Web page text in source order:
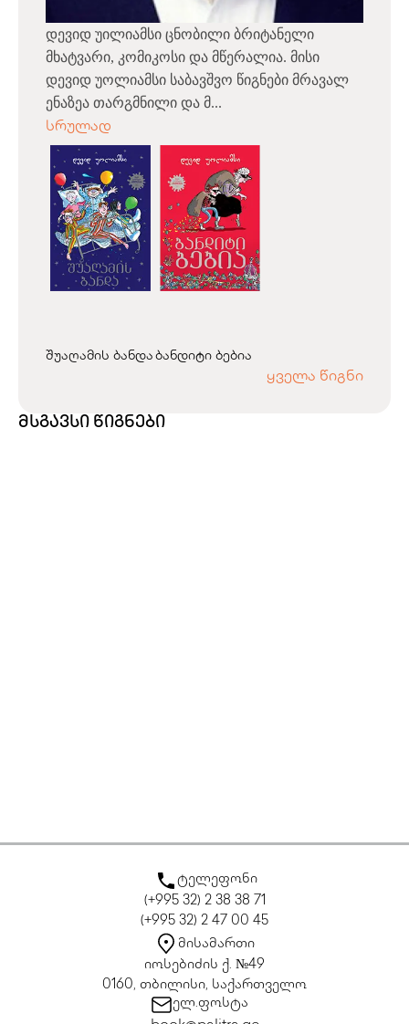
დევიდ უილიამსი ცნობილი ბრიტანელი
მხატვარი, კომიკოსი და მწერალია. მისი
დევიდ უოლიამსი საბავშვო წიგნები მრავალ
ენაზეა თარგმნილი და მ...
სრულად
შუაღამის ბანდაბანდიტი ბებია
ყველა წიგნი
მსგავსი წიგნები
ტელეფონი
(+995 32) 2 38 38 71
(+995 32) 2 47 00 45
მისამართი
იოსებიძის ქ. №49
0160, თბილისი, საქართველო
ელ.ფოსტა